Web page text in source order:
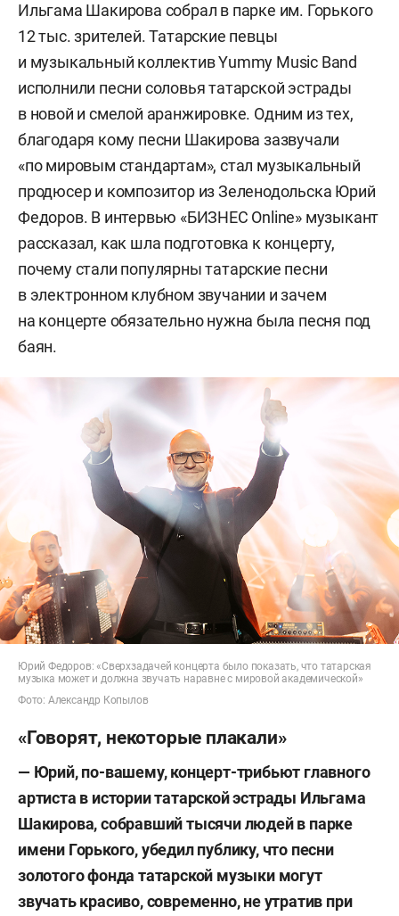
Ильгама Шакирова собрал в парке им. Горького
12 тыс. зрителей. Татарские певцы
и музыкальный коллектив Yummy Music Band
исполнили песни соловья татарской эстрады
в новой и смелой аранжировке. Одним из тех,
благодаря кому песни Шакирова зазвучали
«по мировым стандартам», стал музыкальный
продюсер и композитор из Зеленодольска Юрий
Федоров. В интервью «БИЗНЕС Online» музыкант
рассказал, как шла подготовка к концерту,
почему стали популярны татарские песни
в электронном клубном звучании и зачем
на концерте обязательно нужна была песня под
баян.
Юрий Федоров: «Сверхзадачей концерта было показать, что татарская
музыка может и должна звучать наравне с мировой академической»
Фото: Александр Копылов
«Говорят, некоторые плакали»
— Юрий, по-вашему, концерт-трибьют главного
артиста в истории татарской эстрады Ильгама
Шакирова, собравший тысячи людей в парке
имени Горького, убедил публику, что песни
золотого фонда татарской музыки могут
звучать красиво, современно, не утратив при